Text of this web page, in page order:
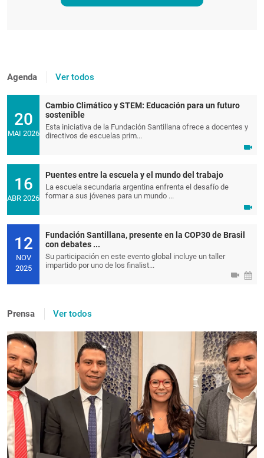
Agenda Ver todos
20
MAI 2026
Cambio Climático y STEM: Educación para un futuro
sostenible
Esta iniciativa de la Fundación Santillana ofrece a docentes y
directivos de escuelas prim...
16
ABR 2026
Puentes entre la escuela y el mundo del trabajo
La escuela secundaria argentina enfrenta el desafío de
formar a sus jóvenes para un mundo ...
12
NOV
2025
Fundación Santillana, presente en la COP30 de Brasil
con debates ...
Su participación en este evento global incluye un taller
impartido por uno de los finalist...
Prensa Ver todos